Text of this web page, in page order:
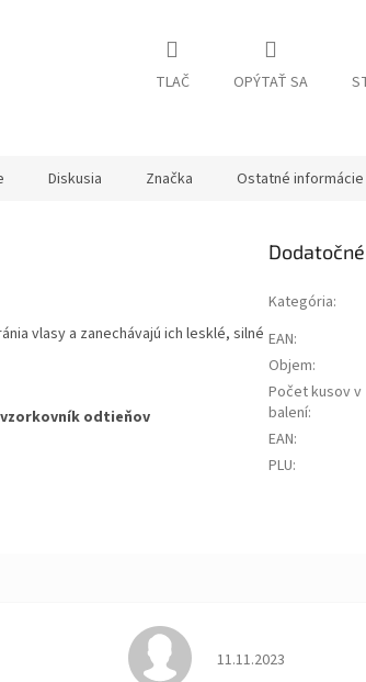
TLAČ OPÝTAŤ SA
Diskusia Značka Ostatné informácie
vlasy a zanechávajú ich lesklé, silné
vzorkovník odtieňov
Kategória:
EAN:
Objem:
Počet kusov v
balení:
EAN:
PLU:
Hodnotenie obchodu
11.11.2023